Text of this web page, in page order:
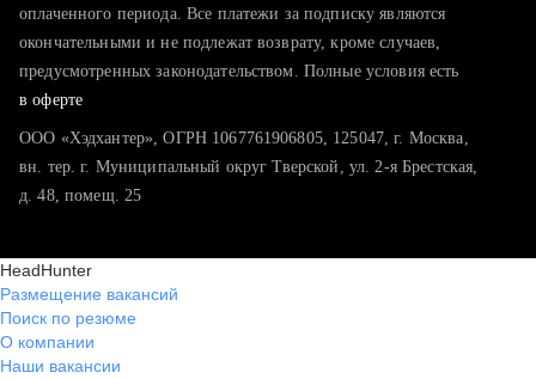
оплаченного периода. Все платежи за подписку являются
окончательными и не подлежат возврату, кроме случаев,
предусмотренных законодательством. Полные условия есть
в оферте
ООО «Хэдхантер», ОГРН 1067761906805, 125047, г. Москва,
вн. тер. г. Муниципальный округ Тверской, ул. 2-я Брестская,
д. 48, помещ. 25
HeadHunter
Размещение вакансий
Поиск по резюме
О компании
Наши вакансии